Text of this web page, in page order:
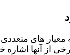
های
از آنها اشاره